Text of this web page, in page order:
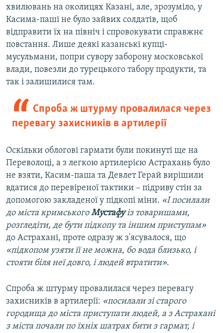
хвилювань на околицях Казані, але, зрозуміло, у
Касима-паші не було зайвих солдатів, щоб
відправити їх на північ і спровокувати справжнє
повстання. Лише деякі казанські купці-
мусульмани, попри сувору заборону московської
влади, повезли до турецького табору продукти, та
так і залишилися там.
Спроба ж штурму провалилася через
перевагу захисників в артилерії
Оскільки облогові гармати були покинуті ще на
Переволоці, а з легкою артилерією Астрахань було
не взяти, Касим-паша та Девлет Герай вирішили
вдатися до перевіреної тактики – підриву стін за
допомогою закладеної у підкопі міни. «І посилали
до міста кримськогоМустафуіз товаришами,
розгледіти, де бути підкопу та іншим приступам»
до Астрахані, проте одразу ж з'ясувалося, що
«підкопом узяти її не можна, бо вода близько, і
стояти біля неї довго, і людей втратити».
Спроба ж штурму провалилася через перевагу
захисників в артилерії: «посилали зі старого
городища до міста приступати людей, а з Астрахані
з міста почали по їхніх шатрах бити з гармат, і